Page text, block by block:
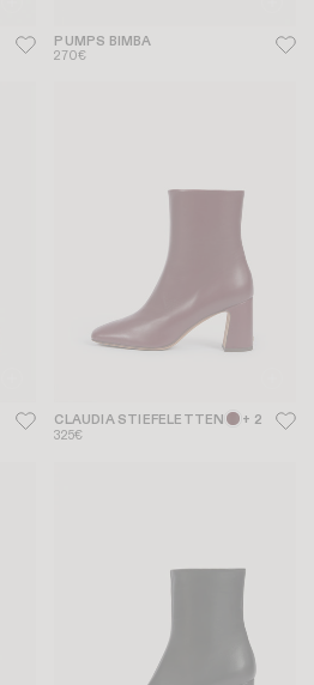
PUMPS BIMBA
270€
CLAUDIA STIEFELETTEN + 2
325€